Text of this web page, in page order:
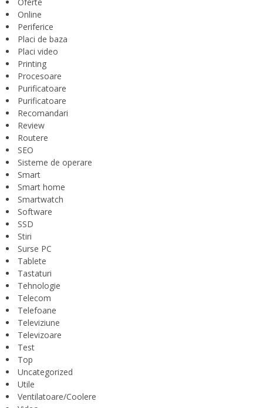
Online
Periferice
Placi de baza
Placi video
Printing
Procesoare
Purificatoare
Purificatoare
Recomandari
Review
Routere
SEO
Sisteme de operare
Smart
Smart home
Smartwatch
Software
SSD
Stiri
Surse PC
Tablete
Tastaturi
Tehnologie
Telecom
Telefoane
Televiziune
Televizoare
Test
Top
Uncategorized
Utile
Ventilatoare/Coolere